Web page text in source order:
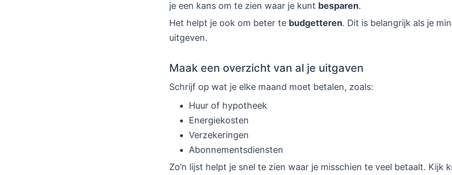
je een kans om te zien waar je kunt besparen.
Het helpt je ook om beter te budgetteren. Dit is belangrijk als je
uitgeven.
Maak een overzicht van al je uitgaven
Schrijf op wat je elke maand moet betalen, zoals:
Huur of hypotheek
Energiekosten
Verzekeringen
Abonnementsdiensten
Zo’n lijst helpt je snel te zien waar je misschien te veel betaalt. Kijk